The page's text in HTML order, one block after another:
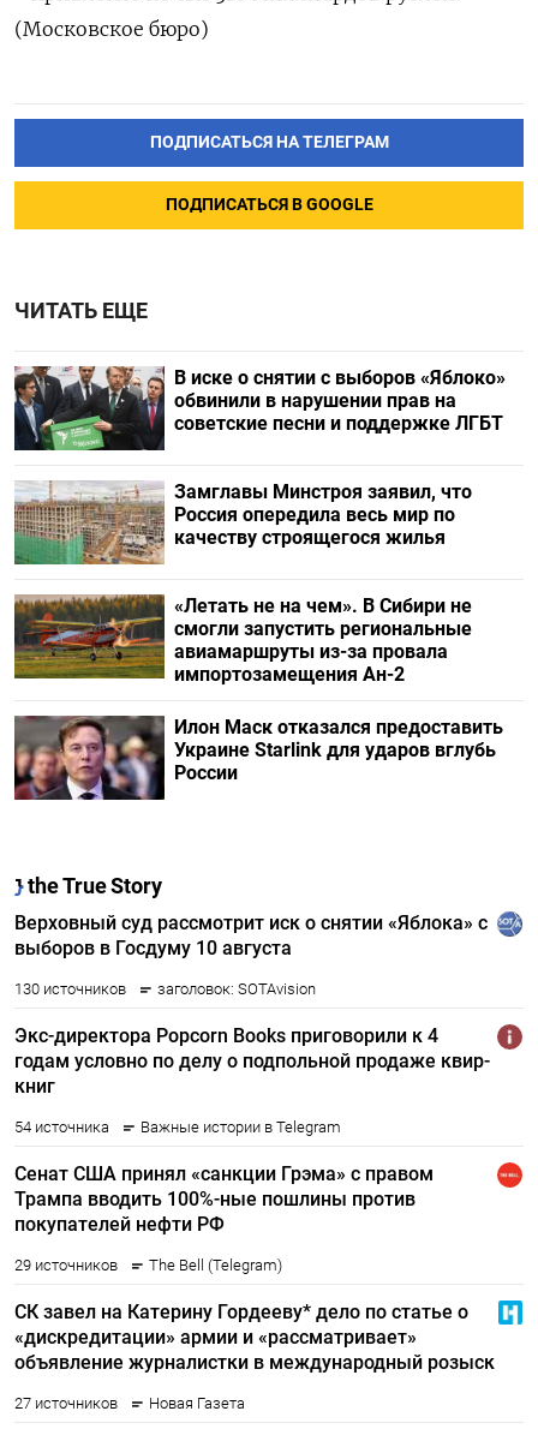
(Московское бюро)
ПОДПИСАТЬСЯ НА ТЕЛЕГРАМ
ПОДПИСАТЬСЯ В GOOGLE
ЧИТАТЬ ЕЩЕ
В иске о снятии с выборов «Яблоко»
обвинили в нарушении прав на
советские песни и поддержке ЛГБТ
Замглавы Минстроя заявил, что
Россия опередила весь мир по
качеству строящегося жилья
«Летать не на чем». В Сибири не
смогли запустить региональные
авиамаршруты из-за провала
импортозамещения Ан-2
Илон Маск отказался предоставить
Украине Starlink для ударов вглубь
России